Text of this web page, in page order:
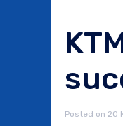
Posted on 20